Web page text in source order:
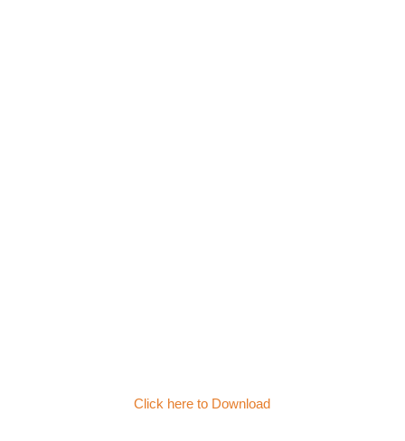
Click here to Download